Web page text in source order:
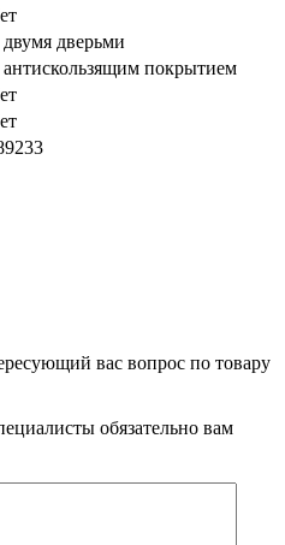
дверьми
покрытием
вас вопрос по товару
обязательно вам